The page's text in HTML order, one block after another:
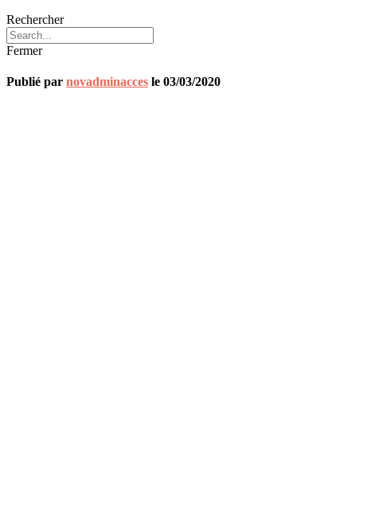
Rechercher
Fermer
Publié par novadminacces le 03/03/2020